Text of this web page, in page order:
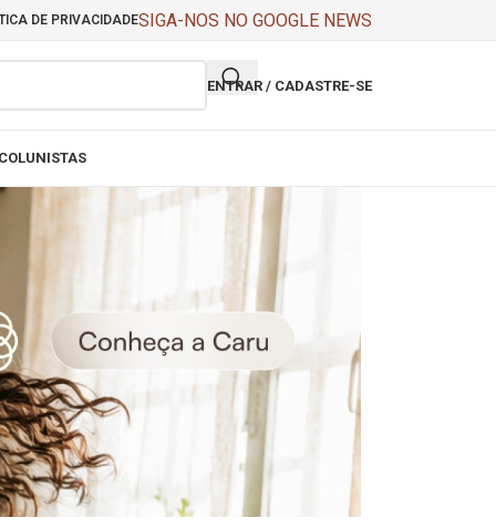
DE PRIVACIDADESIGA-NOS NO GOOGLE NEWS
ENTRAR / CADASTRE-SE